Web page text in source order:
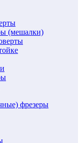
(мешалки)
фрезеры